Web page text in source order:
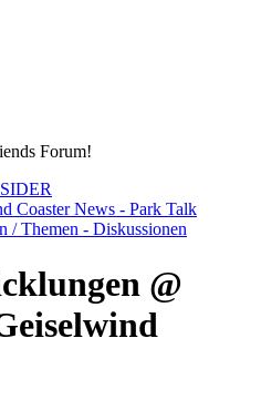
Forum!
Coaster News - Park Talk
/ Themen - Diskussionen
@